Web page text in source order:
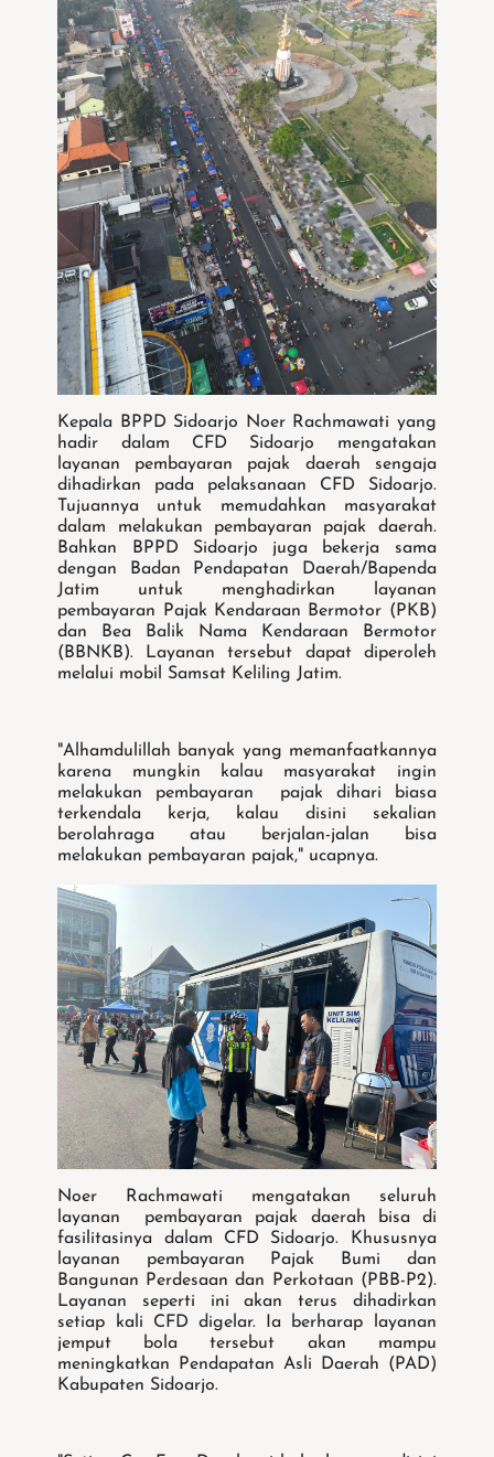
Kepala BPPD Sidoarjo Noer Rachmawati yang
hadir dalam CFD Sidoarjo mengatakan
layanan pembayaran pajak daerah sengaja
dihadirkan pada pelaksanaan CFD Sidoarjo.
Tujuannya untuk memudahkan masyarakat
dalam melakukan pembayaran pajak daerah.
Bahkan BPPD Sidoarjo juga bekerja sama
dengan Badan Pendapatan Daerah/Bapenda
Jatim untuk menghadirkan layanan
pembayaran Pajak Kendaraan Bermotor (PKB)
dan Bea Balik Nama Kendaraan Bermotor
(BBNKB). Layanan tersebut dapat diperoleh
melalui mobil Samsat Keliling Jatim.
"Alhamdulillah banyak yang memanfaatkannya
karena mungkin kalau masyarakat ingin
melakukan pembayaran pajak dihari biasa
terkendala kerja, kalau disini sekalian
berolahraga atau berjalan-jalan bisa
melakukan pembayaran pajak," ucapnya.
Noer Rachmawati mengatakan seluruh
layanan pembayaran pajak daerah bisa di
fasilitasinya dalam CFD Sidoarjo. Khususnya
layanan pembayaran Pajak Bumi dan
Bangunan Perdesaan dan Perkotaan (PBB-P2).
Layanan seperti ini akan terus dihadirkan
setiap kali CFD digelar. Ia berharap layanan
jemput bola tersebut akan mampu
meningkatkan Pendapatan Asli Daerah (PAD)
Kabupaten Sidoarjo.